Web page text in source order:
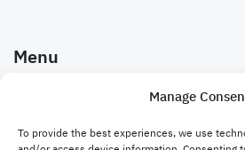
Manage
To provide the best experiences, we use
Menu
Bravo Website